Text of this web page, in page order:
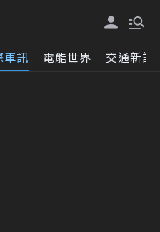
車訊 電能世界 交通新訊